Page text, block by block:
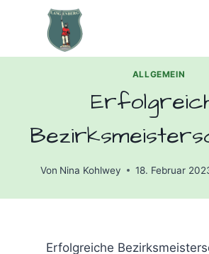
ALLGEMEIN
Von Nina Kohlwey 18. Februar
Erfolgreiche